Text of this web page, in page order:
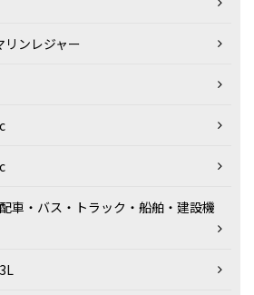
ンレジャー
車・バス・トラック・船舶・建設機